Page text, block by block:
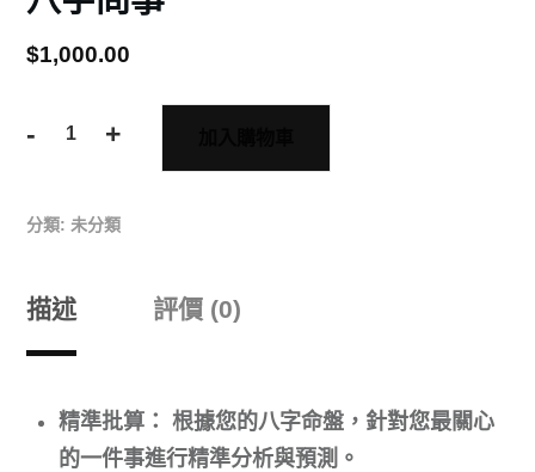
$1,000.00
- +
分類: 未分類
描述 評價 (0)
精準批算： 根據您的八字命盤，針對您最關心
的一件事進行精準分析與預測。